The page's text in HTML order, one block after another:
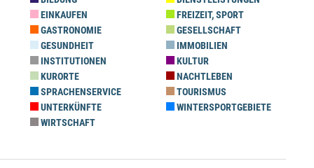
EINKAUFEN
FREIZEIT, SPORT
GASTRONOMIE
GESELLSCHAFT
GESUNDHEIT
IMMOBILIEN
INSTITUTIONEN
KULTUR
KURORTE
NACHTLEBEN
SPRACHENSERVICE
TOURISMUS
UNTERKÜNFTE
WINTERSPORTGEBIETE
WIRTSCHAFT